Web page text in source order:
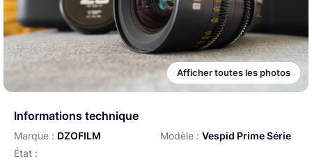
Afficher toutes les photos
Informations technique
Marque : DZOFILM Modèle : Vespid Prime Série
État :